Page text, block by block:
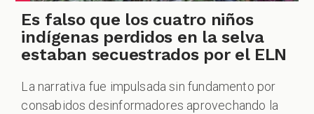
Es falso que los cuatro niños
indígenas perdidos en la selva
estaban secuestrados por el ELN
La narrativa fue impulsada sin fundamento por
consabidos desinformadores aprovechando la